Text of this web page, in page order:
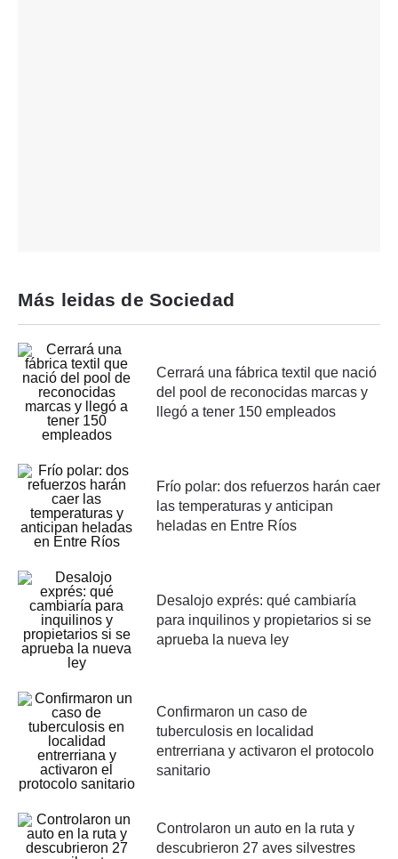
Más leidas de Sociedad
Cerrará una fábrica textil que nació
del pool de reconocidas marcas y
llegó a tener 150 empleados
Frío polar: dos refuerzos harán caer
las temperaturas y anticipan
heladas en Entre Ríos
Desalojo exprés: qué cambiaría
para inquilinos y propietarios si se
aprueba la nueva ley
Confirmaron un caso de
tuberculosis en localidad
entrerriana y activaron el protocolo
sanitario
Controlaron un auto en la ruta y
descubrieron 27 aves silvestres